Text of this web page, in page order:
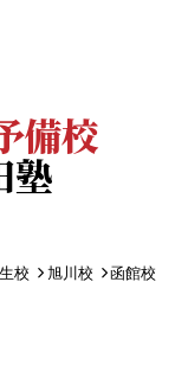
備校
塾
校 旭川校
函館校